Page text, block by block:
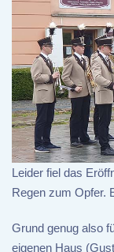
Leider fiel das
Regen zum Opfer.
Grund genug also
eigenen Haus